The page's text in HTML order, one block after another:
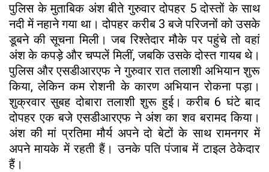
पुलिस के मुताबिक अंश बीते गुरुवार दोपहर 5 दोस्तों के साथ
नदी में नहाने गया था। दोपहर करीब 3 बजे परिजनों को उसके
डूबने की सूचना मिली। जब रिश्तेदार मौके पर पहुंचे तो वहां
अंश के कपड़े और चप्पलें मिलीं, जबकि उसके दोस्त गायब थे।
पुलिस और एसडीआरएफ ने गुरुवार रात तलाशी अभियान शुरू
किया, लेकिन कम रोशनी के कारण अभियान रोकना पड़ा।
शुक्रवार सुबह दोबारा तलाशी शुरू हुई। करीब 6 घंटे बाद
दोपहर एक बजे एसडीआरएफ ने अंश का शव बरामद किया।
अंश की मां प्रतिमा मौर्य अपने दो बेटों के साथ रामनगर में
अपने मायके में रहती हैं। उनके पति पंजाब में टाइल ठेकेदार
हैं।